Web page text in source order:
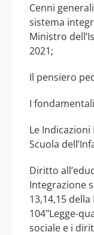
Cenni
sistema
Ministro
2021;
Il pensiero
I
Le
Scuola
Diritto
Integrazione
13,14,15 della
104"Legge-
sociale e i